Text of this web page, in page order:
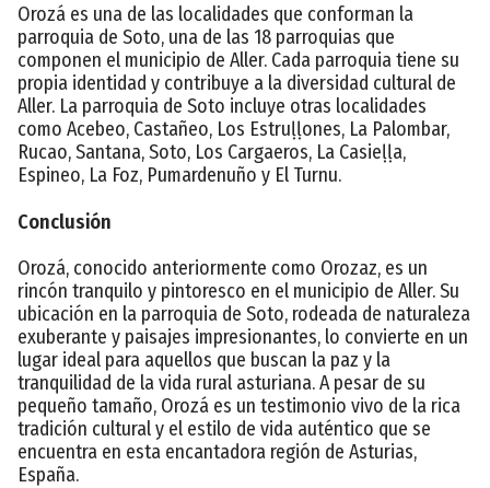
Orozá es una de las localidades que conforman la
parroquia de Soto, una de las 18 parroquias que
componen el municipio de Aller. Cada parroquia tiene su
propia identidad y contribuye a la diversidad cultural de
Aller. La parroquia de Soto incluye otras localidades
como Acebeo, Castañeo, Los Estruḷḷones, La Palombar,
Rucao, Santana, Soto, Los Cargaeros, La Casieḷḷa,
Espineo, La Foz, Pumardenuño y El Turnu.
Conclusión
Orozá, conocido anteriormente como Orozaz, es un
rincón tranquilo y pintoresco en el municipio de Aller. Su
ubicación en la parroquia de Soto, rodeada de naturaleza
exuberante y paisajes impresionantes, lo convierte en un
lugar ideal para aquellos que buscan la paz y la
tranquilidad de la vida rural asturiana. A pesar de su
pequeño tamaño, Orozá es un testimonio vivo de la rica
tradición cultural y el estilo de vida auténtico que se
encuentra en esta encantadora región de Asturias,
España.